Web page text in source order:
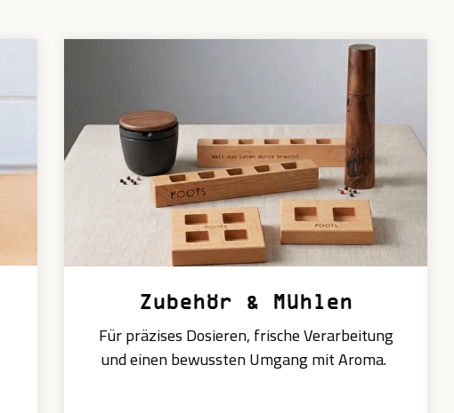
Zubehör & Mühlen
Für präzises Dosieren, frische Verarbeitung
und einen bewussten Umgang mit Aroma.